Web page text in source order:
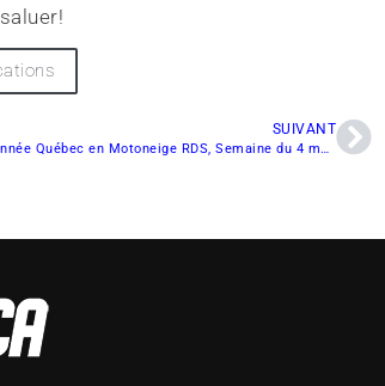
SUIVANT
Randonnée Québec en Motoneige RDS, Semaine du 4 mars 2012